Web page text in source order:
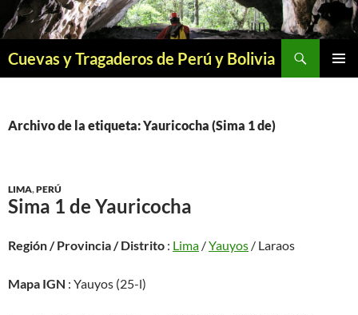
Saltar
al
Cuevas y Tragaderos de Perú y Bolivia
Archivo de la etiqueta: Yauricocha (Sima 1 de)
LIMA,PERÚ
Sima 1 de Yauricocha
Región / Provincia / Distrito : Lima /Yauyos / Laraos
Mapa IGN : Yauyos (25-l)